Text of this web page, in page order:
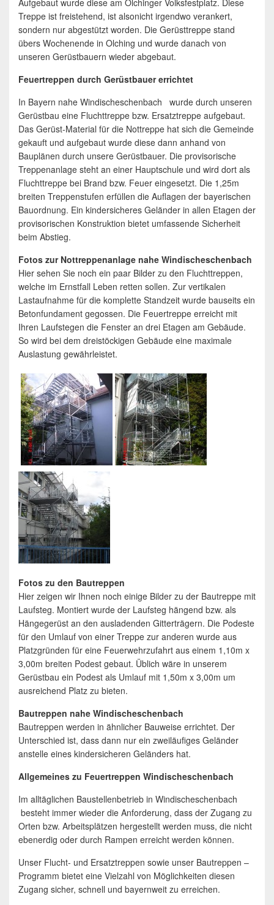
Aufgebaut wurde diese am Olchinger Volksfestplatz. Diese
Treppe ist freistehend, ist alsonicht irgendwo verankert,
sondern nur abgestützt worden. Die Gerüsttreppe stand
übers Wochenende in Olching und wurde danach von
unseren Gerüstbauern wieder abgebaut.
Feuertreppen durch Gerüstbauer errichtet
In Bayern nahe Windischeschenbach wurde durch unseren
Gerüstbau eine Fluchttreppe bzw. Ersatztreppe aufgebaut.
Das Gerüst-Material für die Nottreppe hat sich die Gemeinde
gekauft und aufgebaut wurde diese dann anhand von
Bauplänen durch unsere Gerüstbauer. Die provisorische
Treppenanlage steht an einer Hauptschule und wird dort als
Fluchttreppe bei Brand bzw. Feuer eingesetzt. Die 1,25m
breiten Treppenstufen erfüllen die Auflagen der bayerischen
Bauordnung. Ein kindersicheres Geländer in allen Etagen der
provisorischen Konstruktion bietet umfassende Sicherheit
beim Abstieg.
Fotos zur Nottreppenanlage nahe Windischeschenbach
Hier sehen Sie noch ein paar Bilder zu den Fluchttreppen,
welche im Ernstfall Leben retten sollen. Zur vertikalen
Lastaufnahme für die komplette Standzeit wurde bauseits ein
Betonfundament gegossen. Die Feuertreppe erreicht mit
Ihren Laufstegen die Fenster an drei Etagen am Gebäude.
So wird bei dem dreistöckigen Gebäude eine maximale
Auslastung gewährleistet.
Fotos zu den Bautreppen
Hier zeigen wir Ihnen noch einige Bilder zu der Bautreppe mit
Laufsteg. Montiert wurde der Laufsteg hängend bzw. als
Hängegerüst an den ausladenden Gitterträgern. Die Podeste
für den Umlauf von einer Treppe zur anderen wurde aus
Platzgründen für eine Feuerwehrzufahrt aus einem 1,10m x
3,00m breiten Podest gebaut. Üblich wäre in unserem
Gerüstbau ein Podest als Umlauf mit 1,50m x 3,00m um
ausreichend Platz zu bieten.
Bautreppen nahe Windischeschenbach
Bautreppen werden in ähnlicher Bauweise errichtet. Der
Unterschied ist, dass dann nur ein zweiläufiges Geländer
anstelle eines kindersicheren Geländers hat.
Allgemeines zu Feuertreppen Windischeschenbach
Im alltäglichen Baustellenbetrieb in Windischeschenbach
besteht immer wieder die Anforderung, dass der Zugang zu
Orten bzw. Arbeitsplätzen hergestellt werden muss, die nicht
ebenerdig oder durch Rampen erreicht werden können.
Unser Flucht- und Ersatztreppen sowie unser Bautreppen –
Programm bietet eine Vielzahl von Möglichkeiten diesen
Zugang sicher, schnell und bayernweit zu erreichen.